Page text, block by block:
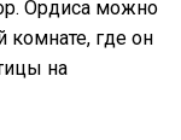
Ордиса можно
комнате, где он
на